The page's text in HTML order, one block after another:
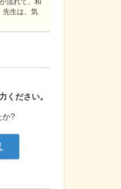
ください。
か?
流れて、和
先生は、気